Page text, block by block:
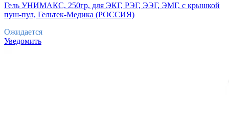
Гель УНИМАКС, 250гр, для ЭКГ, РЭГ, ЭЭГ, ЭМГ, с крышкой
пуш-пул, Гельтек-Медика (РОССИЯ)
Ожидается
Уведомить